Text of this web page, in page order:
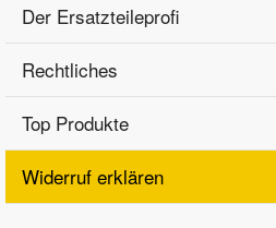
Der Ersatzteileprofi
Rechtliches
Top Produkte
Widerruf erklären